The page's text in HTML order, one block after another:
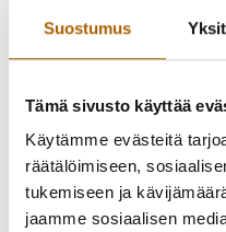
Suostumus
Tämä sivusto käyttää
Käytämme evästeitä
räätälöimiseen,
tukemiseen ja
jaamme sosiaalisen
Tule
Teema: muinaismuistot,
uusi Tyrnävä – ideoimme